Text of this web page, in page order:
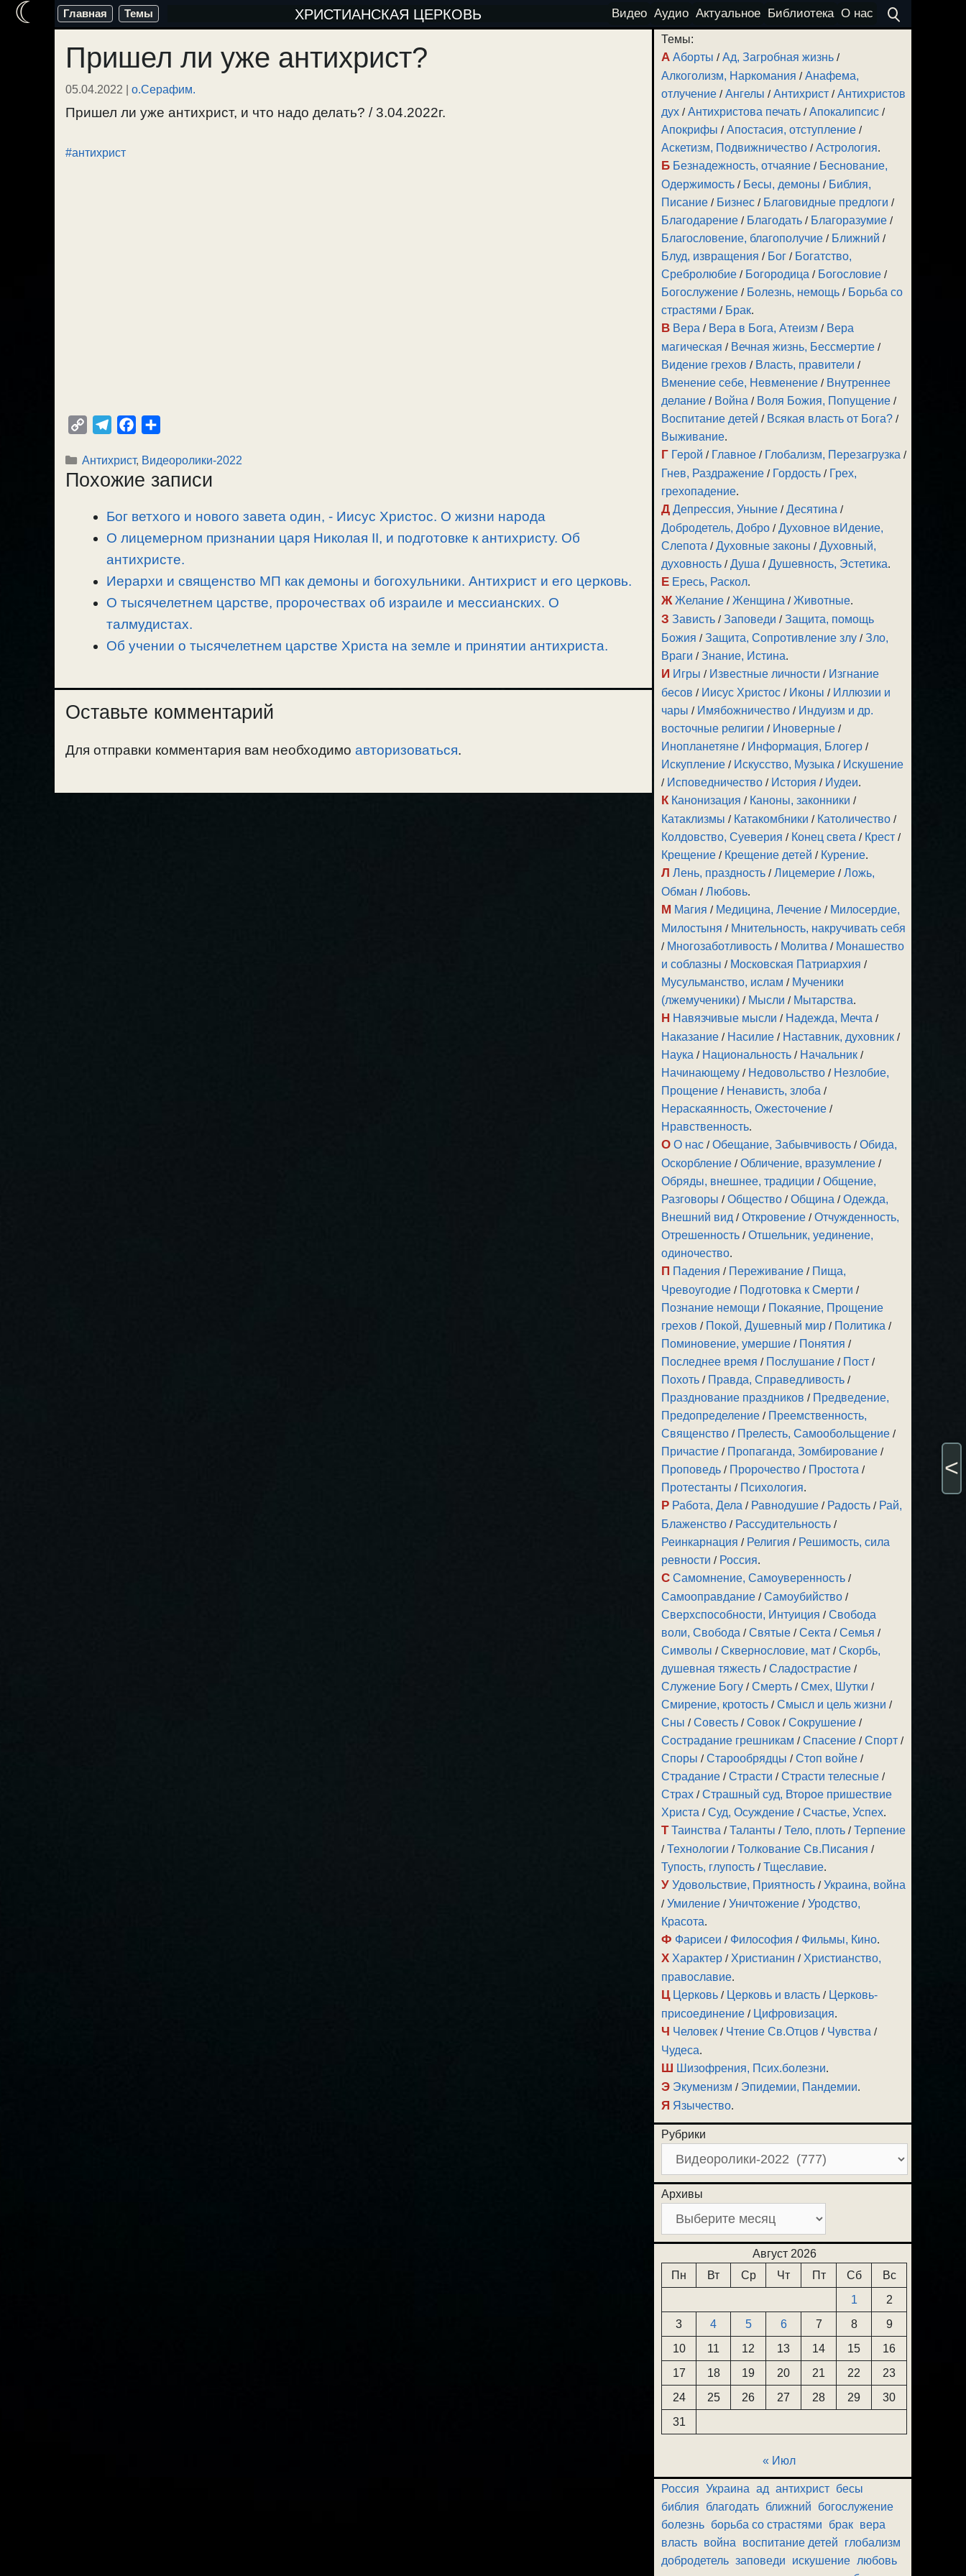
Перейти
содержимому
Главная Темы ХРИСТИАНСКАЯ ЦЕРКОВЬ Видео Аудио Актуальное Библиотека О нас
Пришел ли уже антихрист?
05.04.2022 | о.Серафим.
Пришел ли уже антихрист, и что надо делать? / 3.04.2022г.
#антихрист
p
y
l
e
r
a
m
c
e
o
o
k
п
р
в
и
т
Рубрики
Антихрист, Видеоролики-2022
Похожие записи
Бог ветхого и нового завета один, -­ Иисус Христос. О жизни народа
О лицемерном признании царя Николая II, и подготовке к антихристу. Об
антихристе.
Иерархи и священство МП как демоны и богохульники. Антихрист и его церковь.
О тысячелетнем царстве, пророчествах об израиле и мессианских. О
талмудистах.
Об учении о тысячелетнем царстве Христа на земле и принятии антихриста.
Оставьте комментарий
Для отправки комментария вам необходимо авторизоваться.
Темы:
А Аборты /Ад, Загробная жизнь /
Алкоголизм, Наркомания /Анафема,
отлучение /Ангелы /Антихрист /Антихристов
дух /Антихристова печать /Апокалипсис /
Апокрифы /Апостасия, отступление /
Аскетизм, Подвижничество /Астрология.
Б Безнадежность, отчаяние / Беснование,
Одержимость / Бесы, демоны / Библия,
Писание / Бизнес / Благовидные предлоги /
Благодарение / Благодать / Благоразумие /
Благословение, благополучие / Ближний /
Блуд, извращения / Бог / Богатство,
Сребролюбие / Богородица / Богословие /
Богослужение / Болезнь, немощь / Борьба со
страстями / Брак.
В Вера / Вера в Бога, Атеизм / Вера
магическая / Вечная жизнь, Бессмертие /
Видение грехов / Власть, правители /
Вменение себе, Невменение / Внутреннее
делание / Война / Воля Божия, Попущение /
Воспитание детей / Всякая власть от Бога? /
Выживание.
Г Герой / Главное / Глобализм, Перезагрузка /
Гнев, Раздражение / Гордость / Грех,
грехопадение.
Д Депрессия, Уныние /Десятина /
Добродетель, Добро /Духовное вИдение,
Слепота /Духовные законы /Духовный,
духовность /Душа /Душевность, Эстетика.
Е Ересь, Раскол.
Ж Желание /Женщина /Животные.
З Зависть /Заповеди /Защита, помощь
Божия /Защита, Сопротивление злу /Зло,
Враги /Знание, Истина.
И Игры / Известные личности / Изгнание
бесов / Иисус Христос / Иконы / Иллюзии и
чары / Имябожничество / Индуизм и др.
восточные религии / Иноверные /
Инопланетяне / Информация, Блогер /
Искупление / Искусство, Музыка / Искушение
/ Исповедничество / История / Иудеи.
К Канонизация / Каноны, законники /
Катаклизмы / Катакомбники / Католичество /
Колдовство, Суеверия / Конец света / Крест /
Крещение / Крещение детей / Курение.
Л Лень, праздность /Лицемерие /Ложь,
Обман /Любовь.
М Магия / Медицина, Лечение / Милосердие,
Милостыня / Мнительность, накручивать себя
/ Многозаботливость / Молитва / Монашество
и соблазны / Московская Патриархия /
Мусульманство, ислам / Мученики
(лжемученики) / Мысли / Мытарства.
Н Навязчивые мысли / Надежда, Мечта /
Наказание / Насилие / Наставник, духовник /
Наука / Национальность / Начальник /
Начинающему / Недовольство / Незлобие,
Прощение / Ненависть, злоба /
Нераскаянность, Ожесточение /
Нравственность.
О О нас /Обещание, Забывчивость /Обида,
Оскорбление /Обличение, вразумление /
Обряды, внешнее, традиции /Общение,
Разговоры /Общество /Община /Одежда,
Внешний вид /Откровение /Отчужденность,
Отрешенность /Отшельник, уединение,
одиночество.
П Падения / Переживание / Пища,
Чревоугодие / Подготовка к Смерти /
Познание немощи / Покаяние, Прощение
грехов / Покой, Душевный мир / Политика /
Поминовение, умершие / Понятия /
Последнее время / Послушание / Пост /
Похоть / Правда, Справедливость /
Празднование праздников / Предведение,
Предопределение / Преемственность,
Священство / Прелесть, Самообольщение /
Причастие / Пропаганда, Зомбирование /
Проповедь / Пророчество / Простота /
Протестанты / Психология.
Р Работа, Дела / Равнодушие / Радость / Рай,
Блаженство / Рассудительность /
Реинкарнация / Религия / Решимость, сила
ревности / Россия.
С Самомнение, Самоуверенность /
Самооправдание /Самоубийство /
Сверхспособности, Интуиция /Свобода
воли, Свобода /Святые /Секта /Семья /
Символы /Сквернословие, мат /Скорбь,
душевная тяжесть /Сладострастие /
Служение Богу /Смерть /Смех, Шутки /
Смирение, кротость /Смысл и цель жизни /
Сны /Совесть /Совок /Сокрушение /
Сострадание грешникам /Спасение /Спорт /
Споры /Старообрядцы /Стоп войне /
Страдание /Страсти /Страсти телесные /
Страх /Страшный суд, Второе пришествие
Христа /Суд, Осуждение /Счастье, Успех.
Т Таинства /Таланты /Тело, плоть /Терпение
/Технологии /Толкование Св.Писания /
Тупость, глупость /Тщеславие.
У Удовольствие, Приятность /Украина, война
/Умиление /Уничтожение /Уродство,
Красота.
Ф Фарисеи / Философия / Фильмы, Кино.
Х Характер / Христианин / Христианство,
православие.
Ц Церковь / Церковь и власть / Церковь-
присоединение / Цифровизация.
Ч Человек / Чтение Св.Отцов / Чувства /
Чудеса.
Ш Шизофрения, Псих.болезни.
Э Экуменизм / Эпидемии, Пандемии.
Я Язычество.
Рубрики
Архивы
Август 2026
Пн
Вт Ср Чт Пт Сб
Вс
1
2
3
4 5 6 7 8
9
10
11 12 13 14 15
16
17
18 19 20 21 22
23
24
25 26 27 28 29
30
31
« Июл
Россия Украина ад антихрист бесы
библия
благодать ближний
богослужение
болезнь борьба со страстями брак вера
власть война воспитание детей
глобализм
добродетель заповеди искушение любовь
☾
<